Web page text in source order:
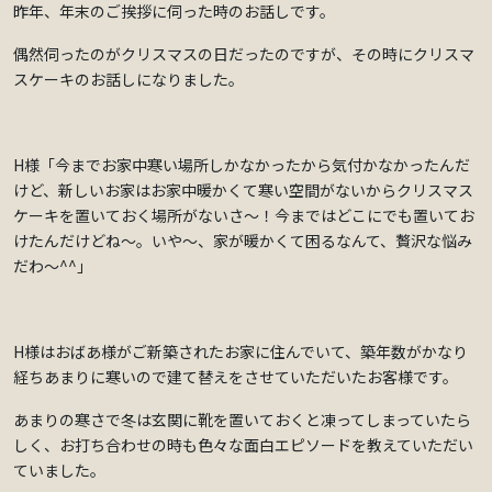
昨年、年末のご挨拶に伺った時のお話しです。
偶然伺ったのがクリスマスの日だったのですが、その時にクリスマ
スケーキのお話しになりました。
H様「今までお家中寒い場所しかなかったから気付かなかったんだ
けど、新しいお家はお家中暖かくて寒い空間がないからクリスマス
ケーキを置いておく場所がないさ～！今まではどこにでも置いてお
けたんだけどね～。いや～、家が暖かくて困るなんて、贅沢な悩み
だわ～^^」
H様はおばあ様がご新築されたお家に住んでいて、築年数がかなり
経ちあまりに寒いので建て替えをさせていただいたお客様です。
あまりの寒さで冬は玄関に靴を置いておくと凍ってしまっていたら
しく、お打ち合わせの時も色々な面白エピソードを教えていただい
ていました。